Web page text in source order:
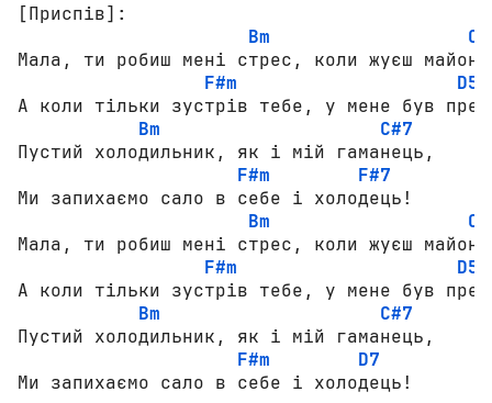
[Приспів]:
Bm
Мала, ти робиш мені стрес, коли жуєш
F#m
D5
А коли тільки зустрів тебе, у мене був
Bm
C#7
Пустий холодильник, як і мій гаманець,
F#m
F#7
Ми запихаємо сало в себе і холодець!
Bm
Мала, ти робиш мені стрес, коли жуєш
F#m
D5
А коли тільки зустрів тебе, у мене був
Bm
C#7
Пустий холодильник, як і мій гаманець,
F#m
D7
Ми запихаємо сало в себе і холодець!